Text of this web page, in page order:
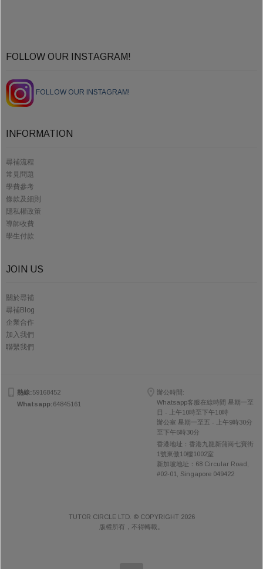
FOLLOW OUR INSTAGRAM!
FOLLOW OUR INSTAGRAM!
INFORMATION
尋補流程
常見問題
學費參考
條款及細則
隱私權政策
導師收費
學生付款
JOIN US
關於尋補
尋補Blog
企業合作
加入我們
聯繫我們
熱線:59168452
Whatsapp:64845161
辦公時間:
Whatsapp客服在線時間 星期一至
日 - 上午10時至下午10時
辦公室 星期一至五 - 上午9時30分
至下午6時30分
香港地址：香港九龍新蒲崗七寶街
1號東傲10樓1002室
新加坡地址：68 Circular Road,
#02-01, Singapore 049422
TUTOR CIRCLE LTD. © COPYRIGHT 2026
版權所有，不得轉載。